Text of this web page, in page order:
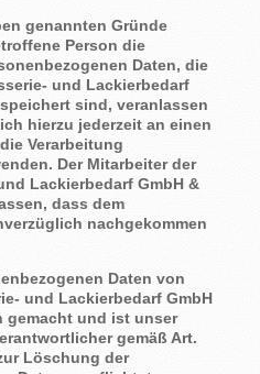
genannten Gründe
Person die
Daten, die
und Lackierbedarf
sind, veranlassen
hierzu jederzeit an einen
Verarbeitung
Der Mitarbeiter der
Lackierbedarf GmbH &
dass dem
nachgekommen
Daten von
und Lackierbedarf GmbH
gemacht und ist unser
gemäß Art.
Löschung der